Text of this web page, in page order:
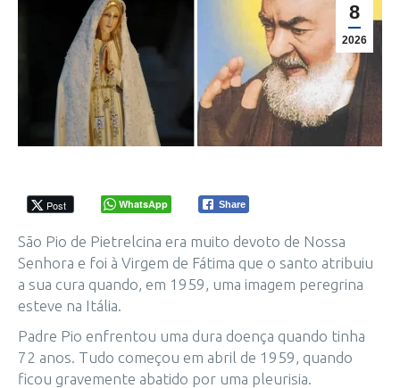
8
2026
Post WhatsApp Share
São Pio de Pietrelcina era muito devoto de Nossa
Senhora e foi à Virgem de Fátima que o santo atribuiu
a sua cura quando, em 1959, uma imagem peregrina
esteve na Itália.
Padre Pio enfrentou uma dura doença quando tinha
72 anos. Tudo começou em abril de 1959, quando
ficou gravemente abatido por uma pleurisia.